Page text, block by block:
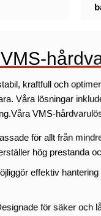
kraftfull och
Våra lösningar
VMS-
för allt från
hög prestanda
effektiv
för säker och